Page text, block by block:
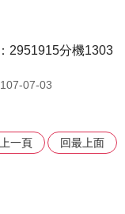
2951915分機1303
107-07-03
一頁 回最上面